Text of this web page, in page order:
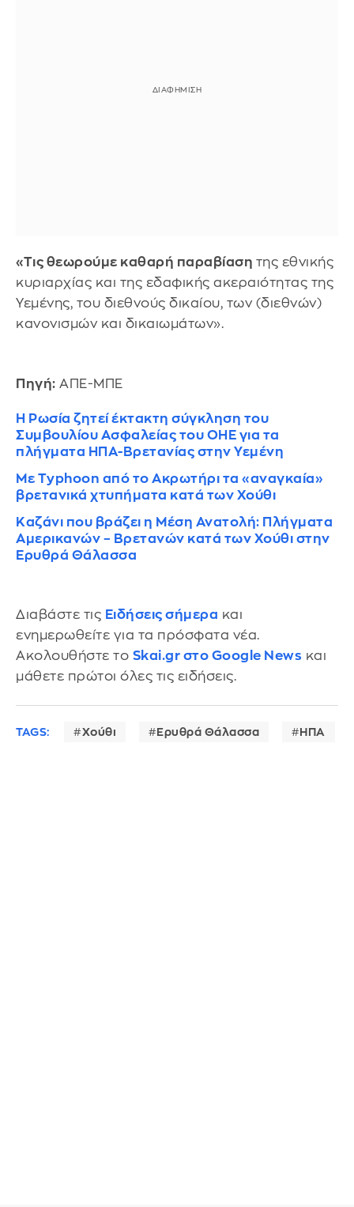
«Τις θεωρούμε καθαρή παραβίαση της εθνικής
κυριαρχίας και της εδαφικής ακεραιότητας της
Υεμένης, του διεθνούς δικαίου, των (διεθνών)
κανονισμών και δικαιωμάτων».
Πηγή: ΑΠΕ-ΜΠΕ
Η Ρωσία ζητεί έκτακτη σύγκληση του
Συμβουλίου Ασφαλείας του ΟΗΕ για τα
πλήγματα ΗΠΑ-Βρετανίας στην Υεμένη
Με Typhoon από το Ακρωτήρι τα «αναγκαία»
βρετανικά χτυπήματα κατά των Χούθι
Καζάνι που βράζει η Μέση Ανατολή: Πλήγματα
Αμερικανών – Βρετανών κατά των Χούθι στην
Ερυθρά Θάλασσα
Διαβάστε τις Ειδήσεις σήμερα και
ενημερωθείτε για τα πρόσφατα νέα.
Ακολουθήστε το Skai.gr στο Google News και
μάθετε πρώτοι όλες τις ειδήσεις.
TAGS: Χούθι Ερυθρά Θάλασσα ΗΠΑ